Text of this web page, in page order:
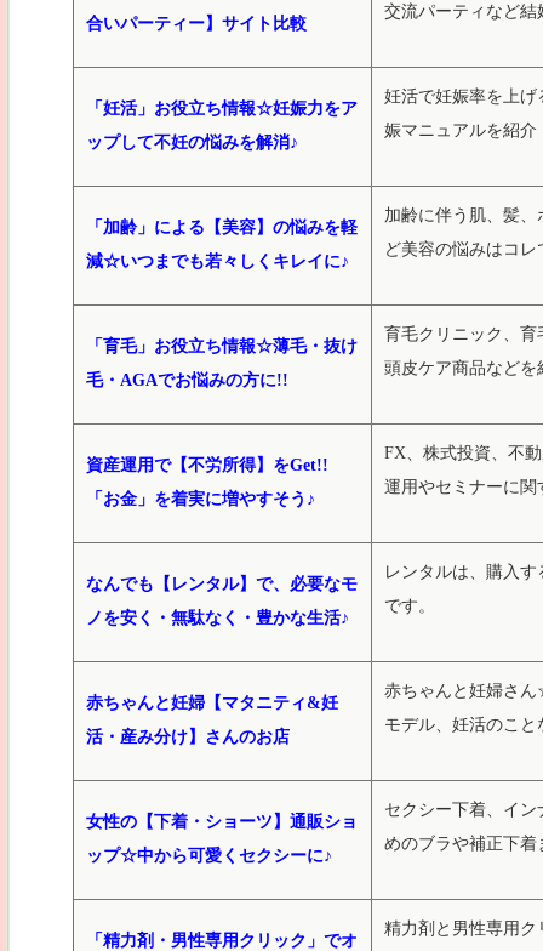
合いパーティー】サイト比較
交流パーティなど
「妊活」お役立ち情報☆妊娠力をア
ップして不妊の悩みを解消♪
妊活で妊娠率を上
娠マニュアルを紹介
「加齢」による【美容】の悩みを軽
減☆いつまでも若々しくキレイに♪
加齢に伴う肌、髪
ど美容の悩みはコレ
「育毛」お役立ち情報☆薄毛・抜け
毛・AGAでお悩みの方に!!
育毛クリニック、
頭皮ケア商品などを
資産運用で【不労所得】をGet!!
「お金」を着実に増やすそう♪
FX、株式投資、不
運用やセミナーに
なんでも【レンタル】で、必要なモ
ノを安く・無駄なく・豊かな生活♪
レンタルは、購入
です。
赤ちゃんと妊婦【マタニティ&妊
活・産み分け】さんのお店
赤ちゃんと妊婦さ
モデル、妊活のこ
女性の【下着・ショーツ】通販ショ
ップ☆中から可愛くセクシーに♪
セクシー下着、イ
めのブラや補正下着
「精力剤・男性専用クリック」でオ
精力剤と男性専用